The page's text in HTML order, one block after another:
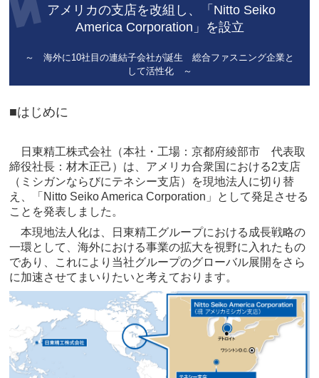
アメリカの支店を改組し、「Nitto Seiko
America Corporation」を設立
～ 海外に10社目の連結子会社が誕生 総合ファスニング企業と
して活性化 ～
■はじめに
日東精工株式会社（本社・工場：京都府綾部市 代表取
締役社長：材木正己）は、アメリカ合衆国における2支店
（ミシガンならびにテネシー支店）を現地法人に切り替
え、「Nitto Seiko America Corporation」として発足させる
ことを発表しました。
本現地法人化は、日東精工グループにおける成長戦略の
一環として、海外における事業の拡大を視野に入れたもの
であり、これにより当社グループのグローバル展開をさら
に加速させてまいりたいと考えております。